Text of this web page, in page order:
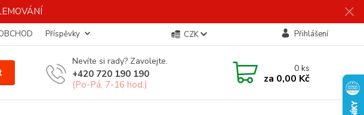
Příspěvky CZK Přihlášení
Nevíte si rady? Zavolejte.
+420 720 190 190
(Po-Pá, 7-16 hod.)
0ks
za 0,00 Kč